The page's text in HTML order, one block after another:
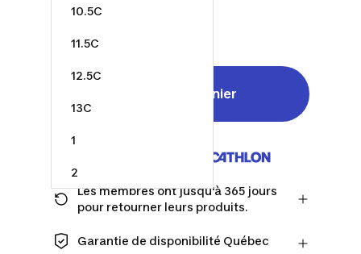
10.5C
11.5C
12.5C
13C
1
2
2.5
Ajouter au panier
Les membres ont jusqu'à 365 jours
pour retourner leurs produits.
et obtenez plus de temps pour
Garantie de disponibilité Québec